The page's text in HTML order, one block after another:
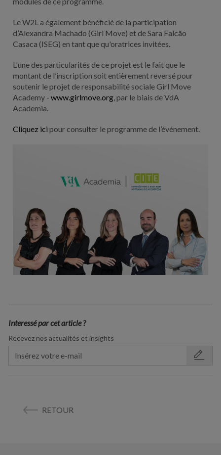
Le W2L a également bénéficié de la participation
d’Alexandra Machado (Girl Move) et de Sara Falcão
Casaca (ISEG) en tant que qu'oratrices invitées.
L'une des particularités de ce projet est le fait que le
montant de l’inscription soit entièrement reversé pour
soutenir le projet de responsabilité sociale Girl Move
Academy - www.girlmove.org, par le biais de VdA
Academia.
Cliquez ici pour consulter le programme de l’événement.
Interessé par cet article ?
Recevez nos actualités et insights
RETOUR